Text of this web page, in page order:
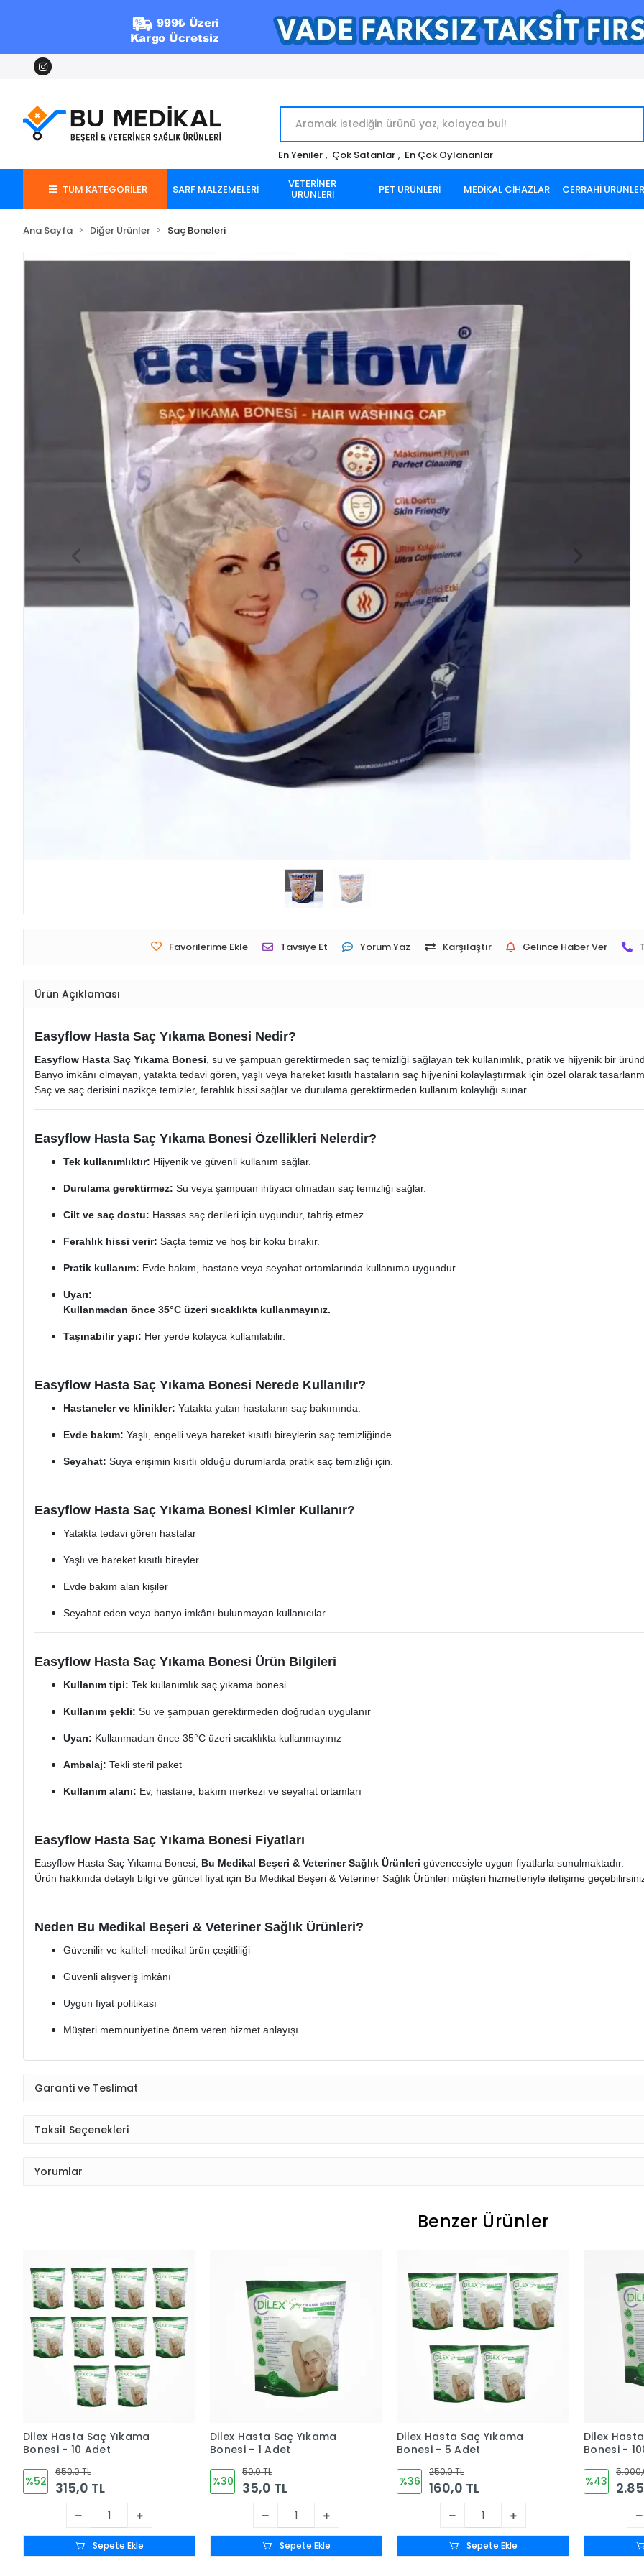
En Yeniler , Çok Satanlar , En Çok Oylananlar
TÜM KATEGORİLER SARF MALZEMELERİ VETERİNER
ÜRÜNLERİ PET ÜRÜNLERİ MEDİKAL CİHAZLAR CERRAHİ ÜRÜNLER
Ana Sayfa Diğer Ürünler Saç Boneleri
Favorilerime Ekle Tavsiye Et Yorum Yaz Karşılaştır Gelince Haber Ver
Ürün Açıklaması
Easyflow Hasta Saç Yıkama Bonesi Nedir?
Easyflow Hasta Saç Yıkama Bonesi, su ve şampuan gerektirmeden saç temizliği sağlayan tek kullanımlık, pratik ve hijyenik bir
Banyo imkânı olmayan, yatakta tedavi gören, yaşlı veya hareket kısıtlı hastaların saç hijyenini kolaylaştırmak için özel olarak
Saç ve saç derisini nazikçe temizler, ferahlık hissi sağlar ve durulama gerektirmeden kullanım kolaylığı sunar.
Easyflow Hasta Saç Yıkama Bonesi Özellikleri Nelerdir?
Tek kullanımlıktır: Hijyenik ve güvenli kullanım sağlar.
Durulama gerektirmez: Su veya şampuan ihtiyacı olmadan saç temizliği sağlar.
Cilt ve saç dostu: Hassas saç derileri için uygundur, tahriş etmez.
Ferahlık hissi verir: Saçta temiz ve hoş bir koku bırakır.
Pratik kullanım: Evde bakım, hastane veya seyahat ortamlarında kullanıma uygundur.
Uyarı:
Kullanmadan önce 35°C üzeri sıcaklıkta kullanmayınız.
Taşınabilir yapı: Her yerde kolayca kullanılabilir.
Easyflow Hasta Saç Yıkama Bonesi Nerede Kullanılır?
Hastaneler ve klinikler: Yatakta yatan hastaların saç bakımında.
Evde bakım: Yaşlı, engelli veya hareket kısıtlı bireylerin saç temizliğinde.
Seyahat: Suya erişimin kısıtlı olduğu durumlarda pratik saç temizliği için.
Easyflow Hasta Saç Yıkama Bonesi Kimler Kullanır?
Yatakta tedavi gören hastalar
Yaşlı ve hareket kısıtlı bireyler
Evde bakım alan kişiler
Seyahat eden veya banyo imkânı bulunmayan kullanıcılar
Easyflow Hasta Saç Yıkama Bonesi Ürün Bilgileri
Kullanım tipi: Tek kullanımlık saç yıkama bonesi
Kullanım şekli: Su ve şampuan gerektirmeden doğrudan uygulanır
Uyarı: Kullanmadan önce 35°C üzeri sıcaklıkta kullanmayınız
Ambalaj: Tekli steril paket
Kullanım alanı: Ev, hastane, bakım merkezi ve seyahat ortamları
Easyflow Hasta Saç Yıkama Bonesi Fiyatları
Easyflow Hasta Saç Yıkama Bonesi, Bu Medikal Beşeri & Veteriner Sağlık Ürünleri güvencesiyle uygun fiyatlarla sunulmaktadır.
Ürün hakkında detaylı bilgi ve güncel fiyat için Bu Medikal Beşeri & Veteriner Sağlık Ürünleri müşteri hizmetleriyle iletişime
Neden Bu Medikal Beşeri & Veteriner Sağlık Ürünleri?
Güvenilir ve kaliteli medikal ürün çeşitliliği
Güvenli alışveriş imkânı
Uygun fiyat politikası
Müşteri memnuniyetine önem veren hizmet anlayışı
Garanti ve Teslimat
Taksit Seçenekleri
Yorumlar
Benzer Ürünler
Dilex Hasta Saç Yıkama
Bonesi - 10 Adet
%52
650,0 TL
315,0 TL
Sepete Ekle
Dilex Hasta Saç Yıkama
Bonesi - 1 Adet
%30
50,0 TL
35,0 TL
Sepete Ekle
Dilex Hasta Saç Yıkama
Bonesi - 5 Adet
%36
250,0 TL
160,0 TL
Sepete Ekle
Dilex
Bonesi -
%43